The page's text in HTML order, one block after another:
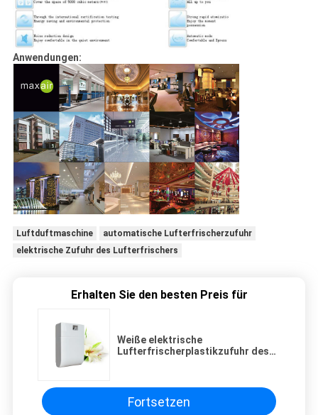
Anwendungen:
Luftduftmaschine
automatische Lufterfrischerzufuhr
elektrische Zufuhr des Lufterfrischers
Erhalten Sie den besten Preis für
Weiße elektrische
Lufterfrischerplastikzufuhr des
Fortsetzen